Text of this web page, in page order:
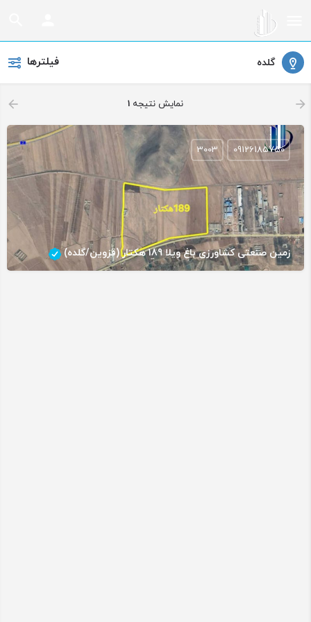
گلده فیلترها
نمایش نتیجه 1
زمین صنعتی کشاورزی باغ ویلا 189 هکتار (قزوین/گلده)
09126185750
3003